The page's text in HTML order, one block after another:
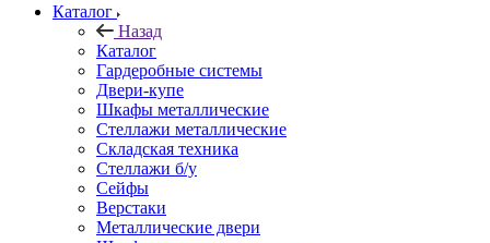
Каталог
Назад
Каталог
Гардеробные системы
Двери-купе
Шкафы металлические
Стеллажи металлические
Складская техника
Стеллажи б/у
Сейфы
Верстаки
Металлические двери